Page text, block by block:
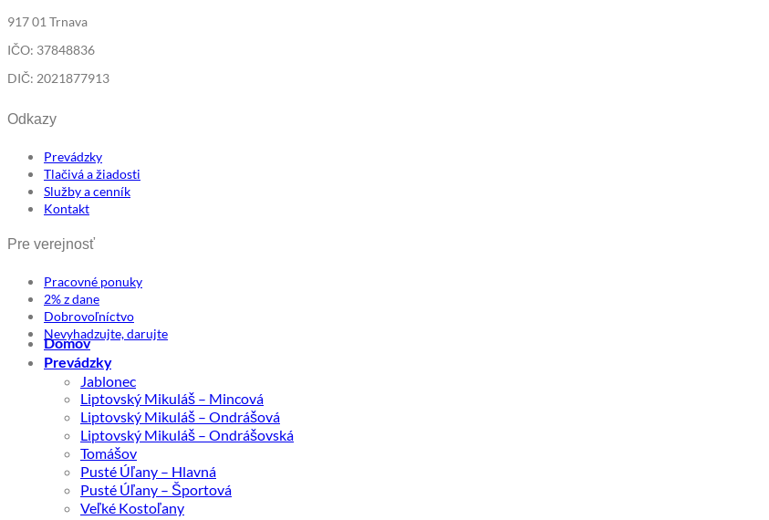
917 01 Trnava
IČO: 37848836
DIČ: 2021877913
Odkazy
Prevádzky
Tlačivá a žiadosti
Služby a cenník
Kontakt
Pre verejnosť
Pracovné ponuky
2% z dane
Dobrovoľníctvo
Nevyhadzujte, darujte
Domov
Prevádzky
Jablonec
Liptovský Mikuláš – Mincová
Liptovský Mikuláš – Ondrášová
Liptovský Mikuláš – Ondrášovská
Tomášov
Pusté Úľany – Hlavná
Pusté Úľany – Športová
Veľké Kostoľany